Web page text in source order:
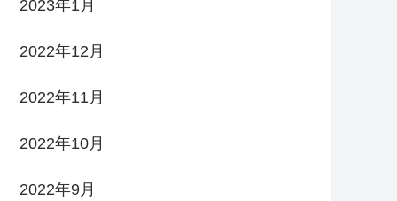
2023年1月
2022年12月
2022年11月
2022年10月
2022年9月